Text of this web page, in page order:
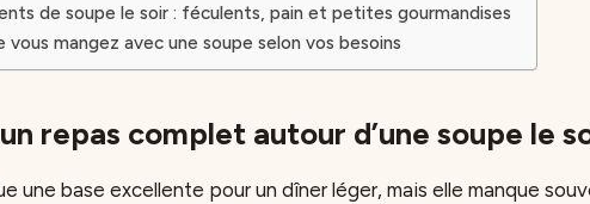
de soupe le soir : féculents, pain et petites gourmandises
mangez avec une soupe selon vos besoins
repas complet autour d’une soupe le
une base excellente pour un dîner léger, mais elle manque